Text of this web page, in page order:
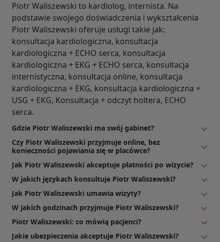
Piotr Waliszewski to kardiolog, internista. Na
podstawie swojego doświadczenia i wykształcenia
Piotr Waliszewski oferuje usługi takie jak:
konsultacja kardiologiczna, konsultacja
kardiologiczna + ECHO serca, konsultacja
kardiologiczna + EKG + ECHO serca, konsultacja
internistyczna, konsultacja online, konsultacja
kardiologiczna + EKG, konsultacja kardiologiczna +
USG + EKG, Konsultacja + odczyt holtera, ECHO
serca.
Gdzie Piotr Waliszewski ma swój gabinet?
Czy Piotr Waliszewski przyjmuje online, bez
konieczności pojawiania się w placówce?
Jak Piotr Waliszewski akceptuje płatności po wizycie?
W jakich językach konsultuje Piotr Waliszewski?
Jak Piotr Waliszewski umawia wizyty?
W jakich godzinach przyjmuje Piotr Waliszewski?
Piotr Waliszewski: co mówią pacjenci?
Jakie ubezpieczenia akceptuje Piotr Waliszewski?